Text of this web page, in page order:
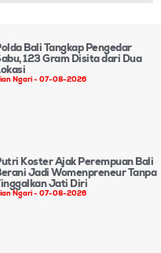
Bali Tangkap Pengedar
123 Gram Disita dari Dua
Ngari 07-08-2026
Koster Ajak Perempuan Bali
Jadi Womenpreneur Tanpa
Jati Diri
Ngari 07-08-2026